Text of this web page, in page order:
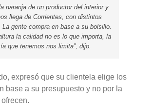
naranja de un productor del interior y
llega de Corrientes, con distintos
La gente compra en base a su bolsillo.
la calidad no es lo que importa, la
que tenemos nos limita”, dijo.
expresó que su clientela elige los
base a su presupuesto y no por la